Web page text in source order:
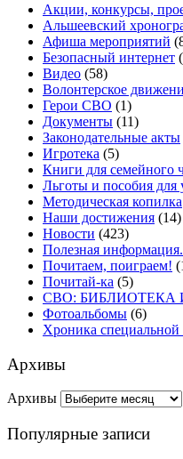
Акции, конкурсы,
Альшеевский
Афиша мероприятий
Безопасный интернет
Видео (58)
Волонтерское
Герои СВО (1)
Документы (11)
Законодательные акты
Игротека (5)
Книги для семейного
Льготы и пособия
Методическая копилка
Наши достижения (14)
Новости (423)
Полезная
Почитаем, поиграем!
Почитай-ка (5)
СВО:
Фотоальбомы (6)
Хроника
Архивы
Архивы
Популярные записи